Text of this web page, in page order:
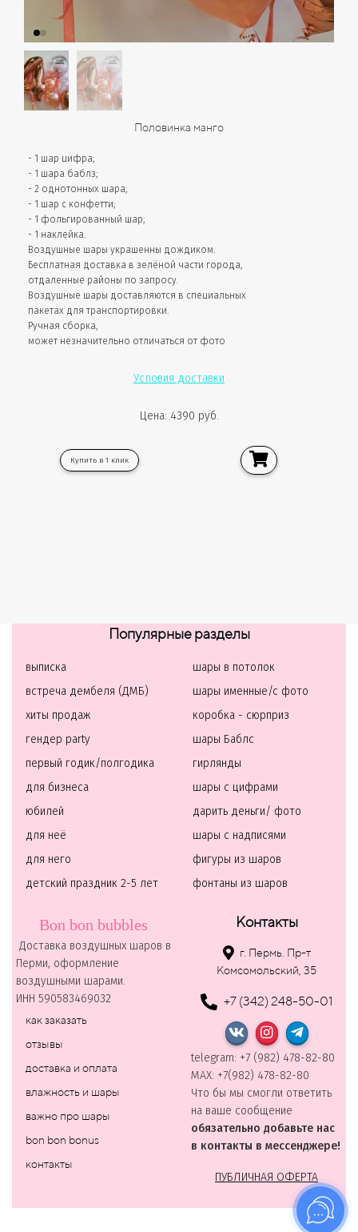
Половинка манго
- 1 шар цифра;
- 1 шара баблз;
- 2 однотонных шара;
- 1 шар с конфетти;
- 1 фольгированный шар;
- 1 наклейка.
Воздушные шары украшенны дождиком.
Бесплатная доставка в зелёной части города,
отдаленные районы по запросу.
Воздушные шары доставляются в специальных
пакетах для транспортировки.
Ручная сборка,
может незначительно отличаться от фото
Условия доставки
Цена: 4390 руб.
Купить в 1 клик
Популярные разделы
выписка
встреча дембеля (ДМБ)
хиты продаж
гендер party
первый годик/полгодика
для бизнеса
юбилей
для неё
для него
детский праздник 2-5 лет
шары в потолок
шары именные/с фото
коробка - сюрприз
шары Баблс
гирлянды
шары с цифрами
дарить деньги/ фото
шары с надписями
фигуры из шаров
фонтаны из шаров
Bon bon bubbles
Доставка воздушных шаров в
Перми, оформление
воздушными шарами.
ИНН 590583469032
как заказать
отзывы
доставка и оплата
влажность и шары
важно про шары
bon bon bonus
контакты
Контакты
г. Пермь. Пр-т
Комсомольский, 35
+7 (342) 248-50-01
telegram: +7 (982) 478-82-80
MAХ: +7(982) 478-82-80
Что бы мы смогли ответить
на ваше сообщение
обязательно добавьте нас
в контакты в мессенджере!
ПУБЛИЧНАЯ ОФЕРТА